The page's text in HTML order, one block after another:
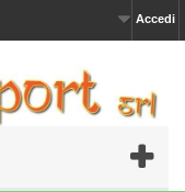
Accedi